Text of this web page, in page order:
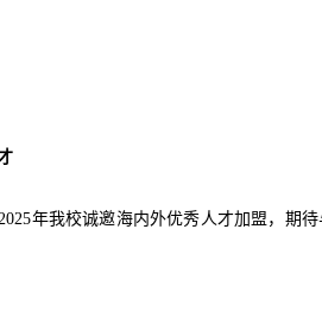
年我校诚邀海内外优秀人才加盟，期待